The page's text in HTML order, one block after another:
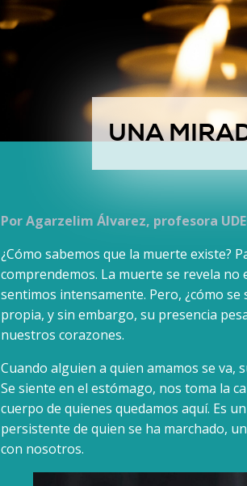
UNA
Por Agarzelim Álvarez, profesora
¿Cómo sabemos que la muerte existe?
comprendemos. La muerte se revela no
sentimos intensamente. Pero, ¿cómo
propia, y sin embargo, su presencia
nuestros corazones.
Cuando alguien a quien amamos se va,
Se siente en el estómago, nos toma la
cuerpo de quienes quedamos aquí. Es
persistente de quien se ha marchado,
con nosotros.